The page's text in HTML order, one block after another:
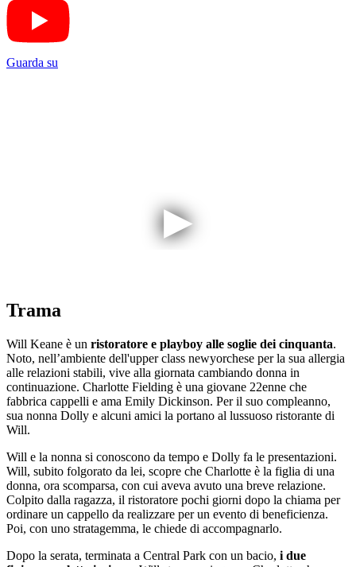
Guarda su
Trama
Will Keane è un ristoratore e playboy alle soglie dei cinquanta.
Noto, nell’ambiente dell'upper class newyorchese per la sua allergia
alle relazioni stabili, vive alla giornata cambiando donna in
continuazione. Charlotte Fielding è una giovane 22enne che
fabbrica cappelli e ama Emily Dickinson. Per il suo compleanno,
sua nonna Dolly e alcuni amici la portano al lussuoso ristorante di
Will.
Will e la nonna si conoscono da tempo e Dolly fa le presentazioni.
Will, subito folgorato da lei, scopre che Charlotte è la figlia di una
donna, ora scomparsa, con cui aveva avuto una breve relazione.
Colpito dalla ragazza, il ristoratore pochi giorni dopo la chiama per
ordinare un cappello da realizzare per un evento di beneficienza.
Poi, con uno stratagemma, le chiede di accompagnarlo.
Dopo la serata, terminata a Central Park con un bacio, i due